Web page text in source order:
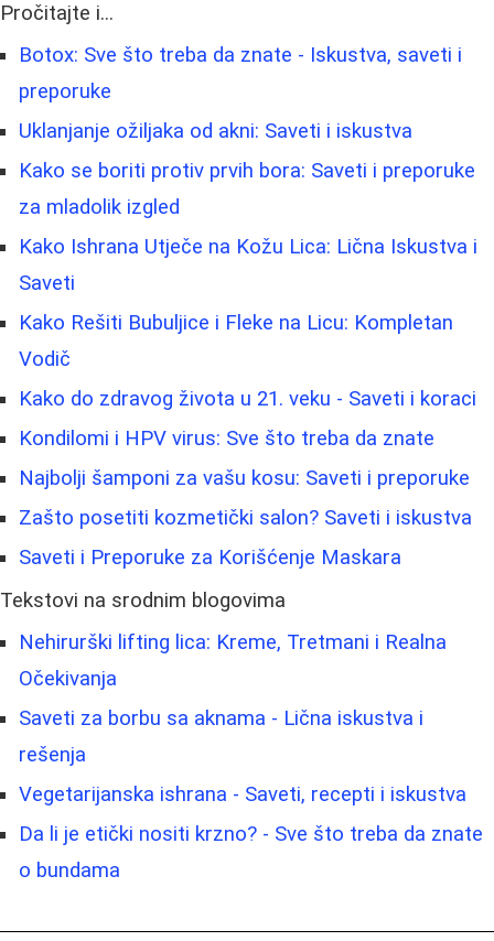
Pročitajte i...
Botox: Sve što treba da znate - Iskustva, saveti i
preporuke
Uklanjanje ožiljaka od akni: Saveti i iskustva
Kako se boriti protiv prvih bora: Saveti i preporuke
za mladolik izgled
Kako Ishrana Utječe na Kožu Lica: Lična Iskustva i
Saveti
Kako Rešiti Bubuljice i Fleke na Licu: Kompletan
Vodič
Kako do zdravog života u 21. veku - Saveti i koraci
Kondilomi i HPV virus: Sve što treba da znate
Najbolji šamponi za vašu kosu: Saveti i preporuke
Zašto posetiti kozmetički salon? Saveti i iskustva
Saveti i Preporuke za Korišćenje Maskara
Tekstovi na srodnim blogovima
Nehirurški lifting lica: Kreme, Tretmani i Realna
Očekivanja
Saveti za borbu sa aknama - Lična iskustva i
rešenja
Vegetarijanska ishrana - Saveti, recepti i iskustva
Da li je etički nositi krzno? - Sve što treba da znate
o bundama